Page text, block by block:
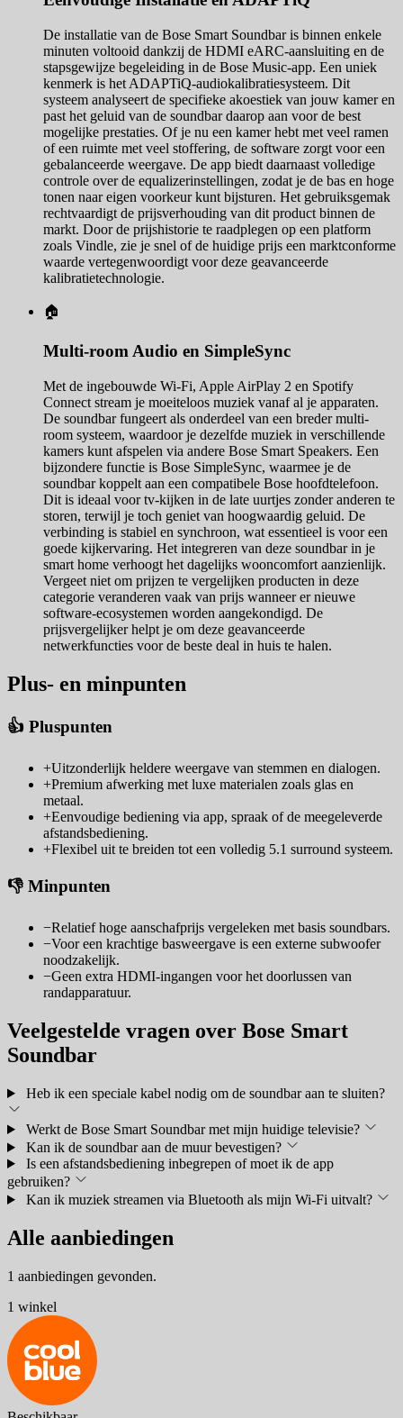
De installatie van de Bose Smart Soundbar is binnen enkele
minuten voltooid dankzij de HDMI eARC-aansluiting en de
stapsgewijze begeleiding in de Bose Music-app. Een uniek
kenmerk is het ADAPTiQ-audiokalibratiesysteem. Dit
systeem analyseert de specifieke akoestiek van jouw kamer en
past het geluid van de soundbar daarop aan voor de best
mogelijke prestaties. Of je nu een kamer hebt met veel ramen
of een ruimte met veel stoffering, de software zorgt voor een
gebalanceerde weergave. De app biedt daarnaast volledige
controle over de equalizerinstellingen, zodat je de bas en hoge
tonen naar eigen voorkeur kunt bijsturen. Het gebruiksgemak
rechtvaardigt de prijsverhouding van dit product binnen de
markt. Door de prijshistorie te raadplegen op een platform
zoals Vindle, zie je snel of de huidige prijs een marktconforme
waarde vertegenwoordigt voor deze geavanceerde
kalibratietechnologie.
🏠
Multi-room Audio en SimpleSync
Met de ingebouwde Wi-Fi, Apple AirPlay 2 en Spotify
Connect stream je moeiteloos muziek vanaf al je apparaten.
De soundbar fungeert als onderdeel van een breder multi-
room systeem, waardoor je dezelfde muziek in verschillende
kamers kunt afspelen via andere Bose Smart Speakers. Een
bijzondere functie is Bose SimpleSync, waarmee je de
soundbar koppelt aan een compatibele Bose hoofdtelefoon.
Dit is ideaal voor tv-kijken in de late uurtjes zonder anderen te
storen, terwijl je toch geniet van hoogwaardig geluid. De
verbinding is stabiel en synchroon, wat essentieel is voor een
goede kijkervaring. Het integreren van deze soundbar in je
smart home verhoogt het dagelijks wooncomfort aanzienlijk.
Vergeet niet om prijzen te vergelijken producten in deze
categorie veranderen vaak van prijs wanneer er nieuwe
software-ecosystemen worden aangekondigd. De
prijsvergelijker helpt je om deze geavanceerde
netwerkfuncties voor de beste deal in huis te halen.
Plus- en minpunten
👍 Pluspunten
+Uitzonderlijk heldere weergave van stemmen en dialogen.
+Premium afwerking met luxe materialen zoals glas en
metaal.
+Eenvoudige bediening via app, spraak of de meegeleverde
afstandsbediening.
+Flexibel uit te breiden tot een volledig 5.1 surround systeem.
👎 Minpunten
−Relatief hoge aanschafprijs vergeleken met basis soundbars.
−Voor een krachtige basweergave is een externe subwoofer
noodzakelijk.
−Geen extra HDMI-ingangen voor het doorlussen van
randapparatuur.
Veelgestelde vragen over Bose Smart
Soundbar
Heb ik een speciale kabel nodig om de soundbar aan te sluiten?
Werkt de Bose Smart Soundbar met mijn huidige televisie?
Kan ik de soundbar aan de muur bevestigen?
Is een afstandsbediening inbegrepen of moet ik de app
gebruiken?
Kan ik muziek streamen via Bluetooth als mijn Wi-Fi uitvalt?
Alle aanbiedingen
1 aanbiedingen gevonden.
1 winkel